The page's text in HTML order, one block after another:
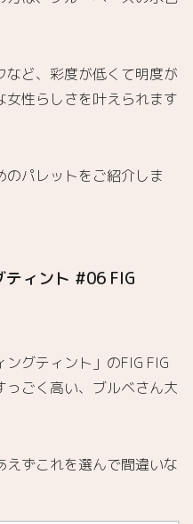
ど、彩度が低くて明度が
性らしさを叶えられます
パレットをご紹介しま
ティント #06 FIG
ングティント」のFIG FIG
っごく高い、ブルベさん大
えずこれを選んで間違いな